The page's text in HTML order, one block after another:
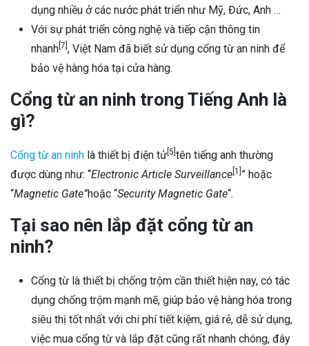
dụng nhiều ở các nước phát triển như Mỹ, Đức, Anh …
Với sự phát triển công nghệ và tiếp cận thông tin
nhanh [7] , Việt Nam đã biết sử dụng cổng từ an ninh để
bảo vệ hàng hóa tại cửa hàng.
Cổng từ an ninh trong Tiếng Anh là
gì?
Cổng từ an ninh là thiết bị điện tử [5] tên tiếng anh thường
được dùng như: “Electronic Article Surveillance [1] ” hoặc
“Magnetic Gate”hoặc “Security Magnetic Gate“.
Tại sao nên lắp đặt cổng từ an
ninh?
Cổng từ là thiết bị chống trộm cần thiết hiện nay, có tác
dụng chống trộm mạnh mẽ, giúp bảo vệ hàng hóa trong
siêu thị tốt nhất với chi phí tiết kiệm, giá rẻ, dễ sử dụng,
việc mua cổng từ và lắp đặt cũng rất nhanh chóng, đây